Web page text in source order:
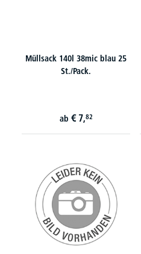
Müllsack 140l 38mic blau 25
St./Pack.
ab € 7,82